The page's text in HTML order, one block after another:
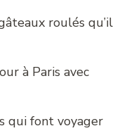
roulés qu’il
à Paris avec
qui font voyager